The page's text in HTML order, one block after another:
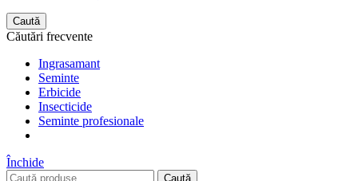
Caută
Căutări frecvente
Ingrasamant
Seminte
Erbicide
Insecticide
Seminte profesionale
Închide
Caută